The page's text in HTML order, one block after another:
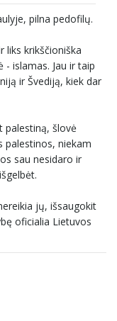
pilna pedofilų.
liks krikščioniška
islamas. Jau ir taip
ir Švediją, kiek dar
palestiną, šlovė
palestinos, niekam
sau nesidaro ir
jų, išsaugokit
oficialia Lietuvos